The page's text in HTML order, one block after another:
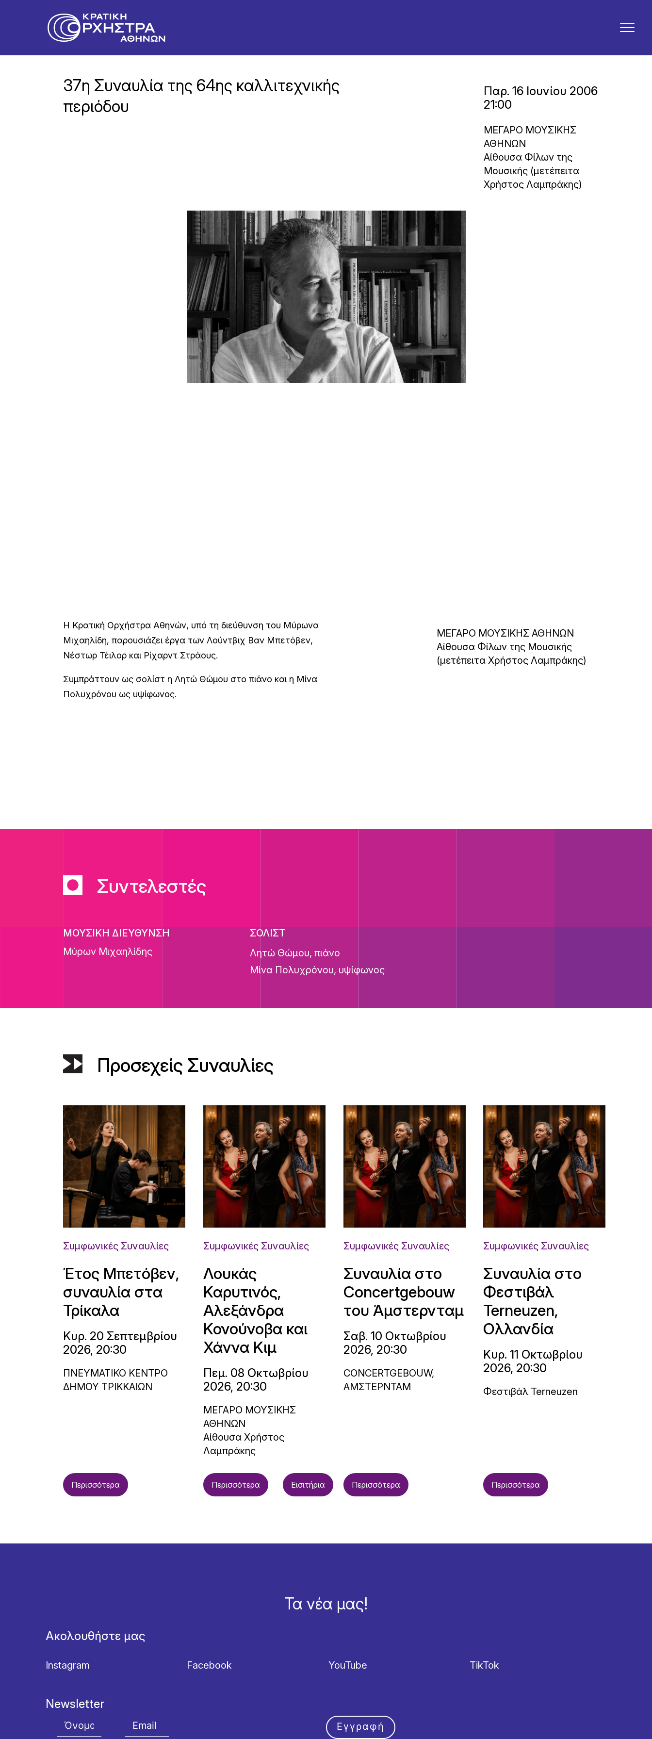
37η Συναυλία της 64ης καλλιτεχνικής
περιόδου
Παρ. 16 Ιουνίου 2006
21:00
ΜΕΓΑΡΟ ΜΟΥΣΙΚΗΣ
ΑΘΗΝΩΝ
Αίθουσα Φίλων της
Μουσικής (μετέπειτα
Χρήστος Λαμπράκης)
Η Κρατική Ορχήστρα Αθηνών, υπό τη διεύθυνση του Μύρωνα
Μιχαηλίδη, παρουσιάζει έργα των Λούντβιχ Βαν Μπετόβεν,
Νέστωρ Τέιλορ και Ρίχαρντ Στράους.
Συμπράττουν ως σολίστ η Λητώ Θώμου στο πιάνο και η Μίνα
Πολυχρόνου ως υψίφωνος.
ΜΕΓΑΡΟ ΜΟΥΣΙΚΗΣ ΑΘΗΝΩΝ
Αίθουσα Φίλων της Μουσικής
(μετέπειτα Χρήστος Λαμπράκης)
Συντελεστές
ΜΟΥΣΙΚΗ ΔΙΕΥΘΥΝΣΗ
Μύρων Μιχαηλίδης
ΣΟΛΙΣΤ
Λητώ Θώμου, πιάνο
Μίνα Πολυχρόνου, υψίφωνος
Προσεχείς Συναυλίες
Συμφωνικές Συναυλίες
Έτος Μπετόβεν,
συναυλία στα
Τρίκαλα
Κυρ. 20 Σεπτεμβρίου
2026, 20:30
ΠΝΕΥΜΑΤΙΚΟ ΚΕΝΤΡΟ
ΔΗΜΟΥ ΤΡΙΚΚΑΙΩΝ
Περισσότερα
Συμφωνικές Συναυλίες
Λουκάς
Καρυτινός,
Αλεξάνδρα
Κονούνοβα και
Χάννα Κιμ
Πεμ. 08 Οκτωβρίου
2026, 20:30
ΜΕΓΑΡΟ ΜΟΥΣΙΚΗΣ
ΑΘΗΝΩΝ
Αίθουσα Χρήστος
Λαμπράκης
Περισσότερα Εισιτήρια
Συμφωνικές Συναυλίες
Συναυλία στο
Concertgebouw
του Άμστερνταμ
Σαβ. 10 Οκτωβρίου
2026, 20:30
CONCERTGEBOUW,
ΑΜΣΤΕΡΝΤΑΜ
Περισσότερα
Συμφωνικές Συναυλίες
Συναυλία στο
Φεστιβάλ
Terneuzen,
Ολλανδία
Κυρ. 11 Οκτωβρίου
2026, 20:30
Φεστιβάλ Terneuzen
Περισσότερα
Τα νέα μας!
Ακολουθήστε μας
Instagram Facebook YouTube TikTok
Newsletter
Εγγραφή